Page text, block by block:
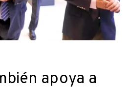
apoya a